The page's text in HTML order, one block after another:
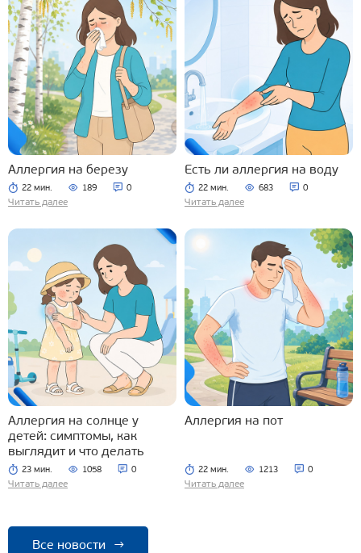
Аллергия на березу
22 мин. 189 0
Читать далее
Есть ли аллергия на воду
22 мин. 683 0
Читать далее
Аллергия на солнце у
детей: симптомы, как
выглядит и что делать
23 мин. 1058 0
Читать далее
Аллергия на пот
22 мин. 1213 0
Читать далее
Все новости →